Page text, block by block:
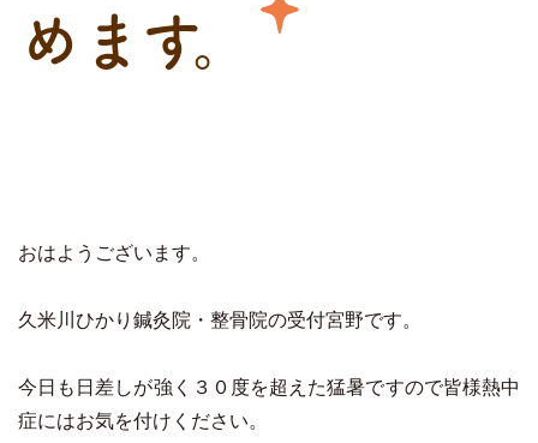
めます。
おはようございます。
久米川ひかり鍼灸院・整骨院の受付宮野です。
今日も日差しが強く３０度を超えた猛暑ですので皆様熱中
症にはお気を付けください。